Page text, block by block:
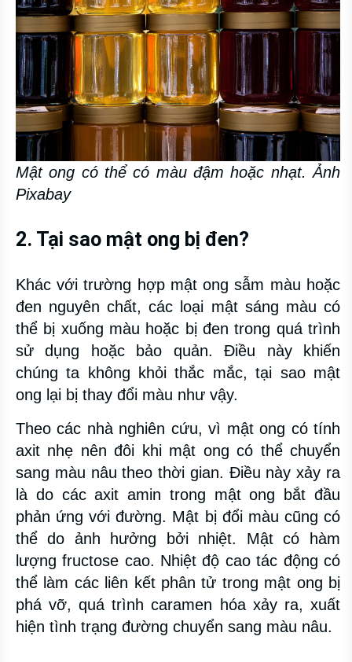
Mật ong có thể có màu đậm hoặc nhạt. Ảnh
Pixabay
2. Tại sao mật ong bị đen?
Khác với trường hợp mật ong sẫm màu hoặc
đen nguyên chất, các loại mật sáng màu có
thể bị xuống màu hoặc bị đen trong quá trình
sử dụng hoặc bảo quản. Điều này khiến
chúng ta không khỏi thắc mắc, tại sao mật
ong lại bị thay đổi màu như vậy.
Theo các nhà nghiên cứu, vì mật ong có tính
axit nhẹ nên đôi khi mật ong có thể chuyển
sang màu nâu theo thời gian. Điều này xảy ra
là do các axit amin trong mật ong bắt đầu
phản ứng với đường. Mật bị đổi màu cũng có
thể do ảnh hưởng bởi nhiệt. Mật có hàm
lượng fructose cao. Nhiệt độ cao tác động có
thể làm các liên kết phân tử trong mật ong bị
phá vỡ, quá trình caramen hóa xảy ra, xuất
hiện tình trạng đường chuyển sang màu nâu.